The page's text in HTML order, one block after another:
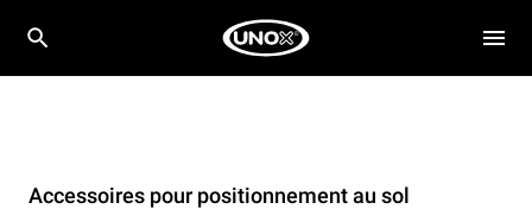
Accessoires pour positionnement au sol